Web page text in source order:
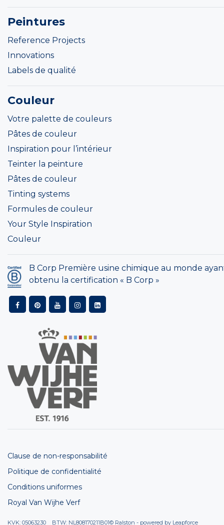
Peintures
Reference Projects
Innovations
Labels de qualité
Couleur
Votre palette de couleurs
Pâtes de couleur
Inspiration pour l’intérieur
Teinter la peinture
Pâtes de couleur
Tinting systems
Formules de couleur
Your Style Inspiration
Couleur
B Corp Première usine chimique au monde
obtenu la certification « B Corp »
Clause de non-responsabilité
Politique de confidentialité
Conditions uniformes
Royal Van Wijhe Verf
KVK: 05063230 BTW: NL808170211B01© Ralston - powered by Leapforce